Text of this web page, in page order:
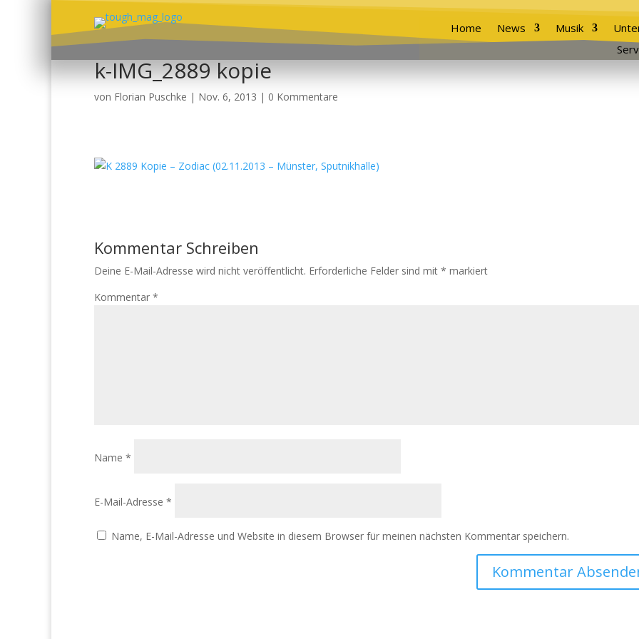
Home News Musik
k-IMG_2889 kopie
von Florian Puschke | Nov. 6, 2013 | 0 Kommentare
Kommentar Schreiben
Deine E-Mail-Adresse wird nicht veröffentlicht. Erforderliche Felder sind mit * markiert
Kommentar *
Name *
E-Mail-Adresse *
Name, E-Mail-Adresse und Website in diesem Browser für meinen nächsten Kommentar speichern.